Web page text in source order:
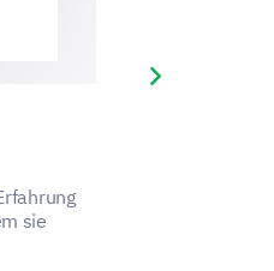
sie
Next slide